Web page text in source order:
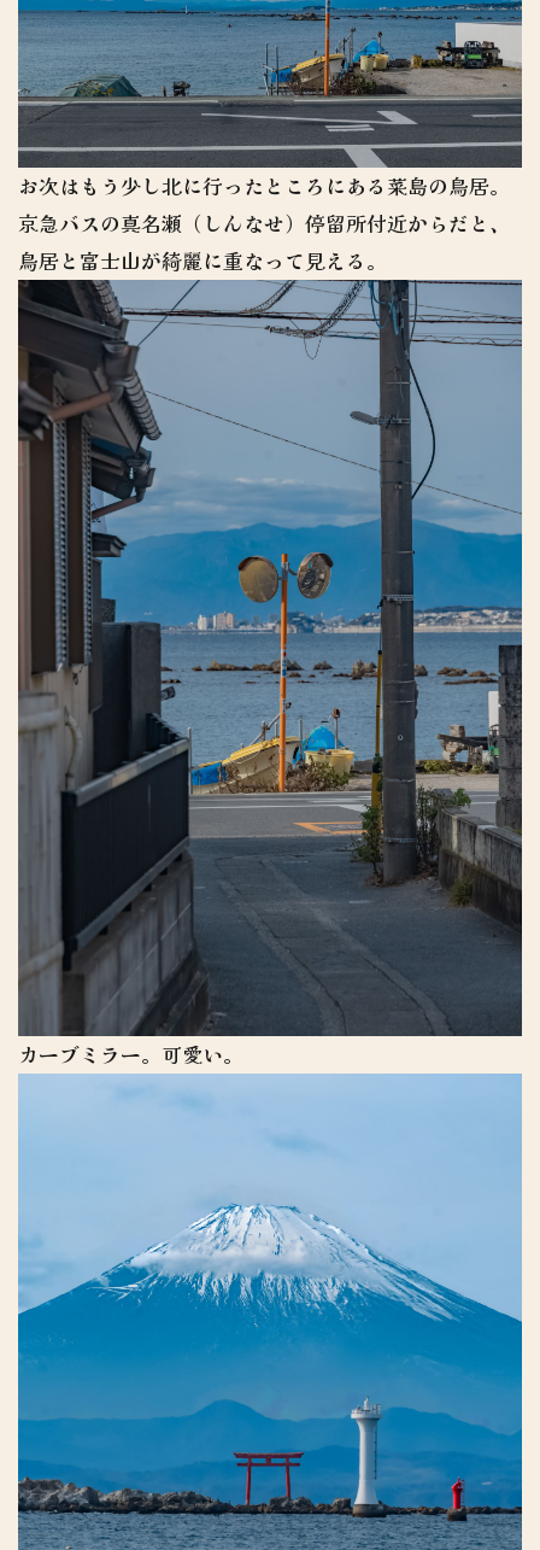
お次はもう少し北に行ったところにある菜島の鳥居。
京急バスの真名瀬（しんなせ）停留所付近からだと、
鳥居と富士山が綺麗に重なって見える。
カーブミラー。可愛い。